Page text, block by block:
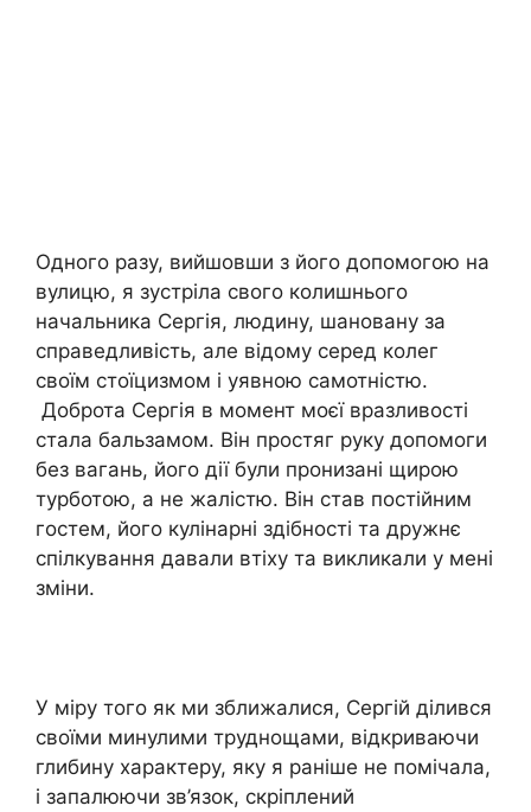
Одного разу, вийшовши з його допомогою на
вулицю, я зустріла свого колишнього
начальника Сергія, людину, шановану за
справедливість, але відому серед колег
своїм стоїцизмом і уявною самотністю.
Доброта Сергія в момент моєї вразливості
стала бальзамом. Він простяг руку допомоги
без вагань, його дії були пронизані щирою
турботою, а не жалістю. Він став постійним
гостем, його кулінарні здібності та дружнє
спілкування давали втіху та викликали у мені
зміни.
У міру того як ми зближалися, Сергій ділився
своїми минулими труднощами, відкриваючи
глибину характеру, яку я раніше не помічала,
і запалюючи зв’язок, скріплений